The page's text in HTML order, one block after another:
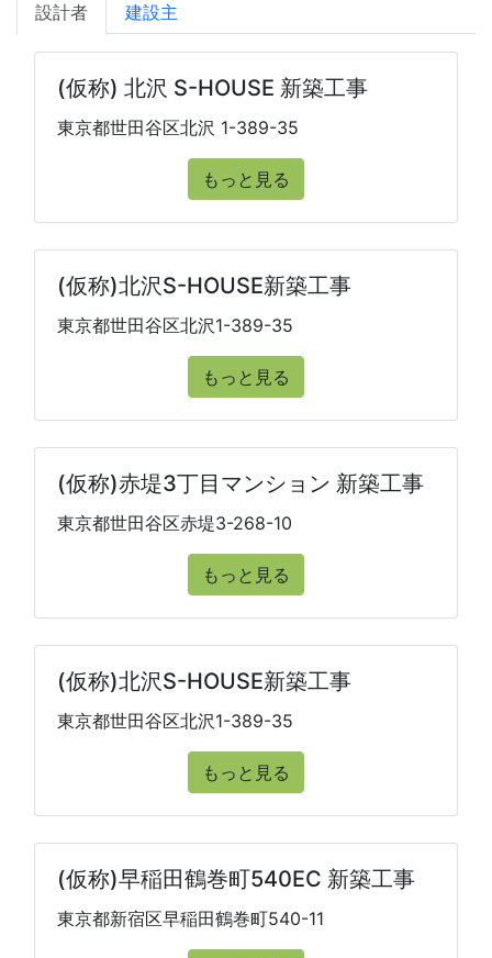
設計者 建設主
(仮称) 北沢 S-HOUSE 新築工事
東京都世田谷区北沢 1-389-35
もっと見る
(仮称)北沢S-HOUSE新築工事
東京都世田谷区北沢1-389-35
もっと見る
(仮称)赤堤3丁目マンション 新築工事
東京都世田谷区赤堤3-268-10
もっと見る
(仮称)北沢S-HOUSE新築工事
東京都世田谷区北沢1-389-35
もっと見る
(仮称)早稲田鶴巻町540EC 新築工事
東京都新宿区早稲田鶴巻町540-11